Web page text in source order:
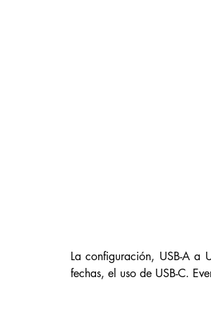
La configuración, USB-A a
fechas, el uso de USB-C.